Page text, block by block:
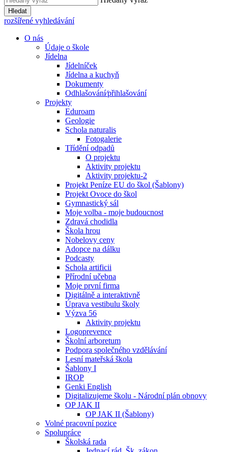
Hledat
rozšířené vyhledávání
O nás
Údaje o škole
Jídelna
Jídelníček
Jídelna a kuchyň
Dokumenty
Odhlašování⁄přihlašování
Projekty
Eduroam
Geologie
Schola naturalis
Fotogalerie
Třídění odpadů
O projektu
Aktivity projektu
Aktivity projektu-2
Projekt Peníze EU do škol (Šablony)
Projekt Ovoce do škol
Gymnastický sál
Moje volba - moje budoucnost
Zdravá chodidla
Škola hrou
Nobelovy ceny
Adopce na dálku
Podcasty
Schola artificii
Přírodní učebna
Moje první firma
Digitálně a interaktivně
Úprava vestibulu školy
Výzva 56
Aktivity projektu
Logoprevence
Školní arboretum
Podpora společného vzdělávání
Lesní mateřská škola
Šablony I
IROP
Genki English
Digitalizujeme školu - Národní plán obnovy
OP JAK II
OP JAK II (Šablony)
Volné pracovní pozice
Spolupráce
Školská rada